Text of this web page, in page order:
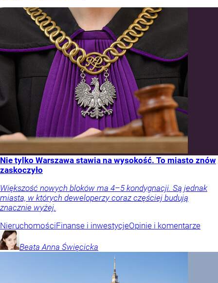
Nie tylko Warszawa stawia na wysokość. To miasto znów
zaskoczyło
Większość nowych bloków ma 4–5 kondygnacji. Są jednak
miasta, w których deweloperzy coraz częściej budują
znacznie wyżej.
NieruchomościFinanse i inwestycjeOpinie i komentarze
Beata Anna Święcicka